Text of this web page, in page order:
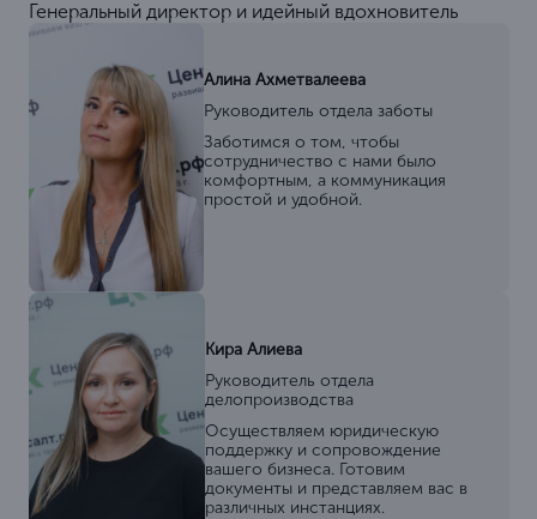
Генеральный директор и идейный вдохновитель
Алина Ахметвалеева
Руководитель отдела заботы
Заботимся о том, чтобы
сотрудничество с нами было
комфортным, а коммуникация
простой и удобной.
Кира Алиева
Руководитель отдела
делопроизводства
Осуществляем юридическую
поддержку и сопровождение
вашего бизнеса. Готовим
документы и представляем вас в
различных инстанциях.